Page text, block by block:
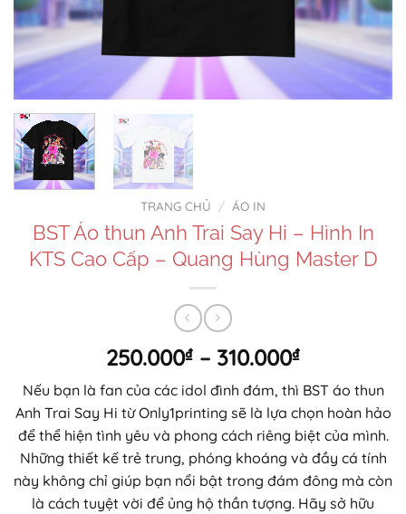
TRANG CHỦ / ÁO IN
BST Áo thun Anh Trai Say Hi – Hình In
KTS Cao Cấp – Quang Hùng Master D
250.000₫ – 310.000₫Khoảng
giá:
từ
250.000₫
đến
310.000₫
Nếu bạn là fan của các idol đình đám, thì BST áo thun
Anh Trai Say Hi từ Only1printing sẽ là lựa chọn hoàn hảo
để thể hiện tình yêu và phong cách riêng biệt của mình.
Những thiết kế trẻ trung, phóng khoáng và đầy cá tính
này không chỉ giúp bạn nổi bật trong đám đông mà còn
là cách tuyệt vời để ủng hộ thần tượng. Hãy sở hữu